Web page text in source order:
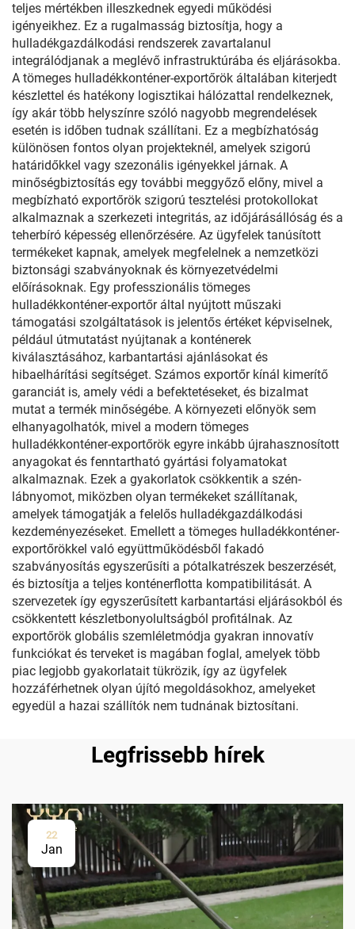
teljes mértékben illeszkednek egyedi működési
igényeikhez. Ez a rugalmasság biztosítja, hogy a
hulladékgazdálkodási rendszerek zavartalanul
integrálódjanak a meglévő infrastruktúrába és eljárásokba.
A tömeges hulladékkonténer-exportőrök általában kiterjedt
készlettel és hatékony logisztikai hálózattal rendelkeznek,
így akár több helyszínre szóló nagyobb megrendelések
esetén is időben tudnak szállítani. Ez a megbízhatóság
különösen fontos olyan projekteknél, amelyek szigorú
határidőkkel vagy szezonális igényekkel járnak. A
minőségbiztosítás egy további meggyőző előny, mivel a
megbízható exportőrök szigorú tesztelési protokollokat
alkalmaznak a szerkezeti integritás, az időjárásállóság és a
teherbíró képesség ellenőrzésére. Az ügyfelek tanúsított
termékeket kapnak, amelyek megfelelnek a nemzetközi
biztonsági szabványoknak és környezetvédelmi
előírásoknak. Egy professzionális tömeges
hulladékkonténer-exportőr által nyújtott műszaki
támogatási szolgáltatások is jelentős értéket képviselnek,
például útmutatást nyújtanak a konténerek
kiválasztásához, karbantartási ajánlásokat és
hibaelhárítási segítséget. Számos exportőr kínál kimerítő
garanciát is, amely védi a befektetéseket, és bizalmat
mutat a termék minőségébe. A környezeti előnyök sem
elhanyagolhatók, mivel a modern tömeges
hulladékkonténer-exportőrök egyre inkább újrahasznosított
anyagokat és fenntartható gyártási folyamatokat
alkalmaznak. Ezek a gyakorlatok csökkentik a szén-
lábnyomot, miközben olyan termékeket szállítanak,
amelyek támogatják a felelős hulladékgazdálkodási
kezdeményezéseket. Emellett a tömeges hulladékkonténer-
exportőrökkel való együttműködésből fakadó
szabványosítás egyszerűsíti a pótalkatrészek beszerzését,
és biztosítja a teljes konténerflotta kompatibilitását. A
szervezetek így egyszerűsített karbantartási eljárásokból és
csökkentett készletbonyolultságból profitálnak. Az
exportőrök globális szemléletmódja gyakran innovatív
funkciókat és terveket is magában foglal, amelyek több
piac legjobb gyakorlatait tükrözik, így az ügyfelek
hozzáférhetnek olyan újító megoldásokhoz, amelyeket
egyedül a hazai szállítók nem tudnának biztosítani.
Legfrissebb hírek
22
Jan